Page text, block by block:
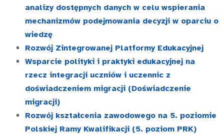
analizy dostępnych danych w celu wspierania
mechanizmów podejmowania decyzji w oparciu o
wiedzę
Rozwój Zintegrowanej Platformy Edukacyjnej
Wsparcie polityki i praktyki edukacyjnej na
rzecz integracji uczniów i uczennic z
doświadczeniem migracji (Doświadczenie
migracji)
Rozwój kształcenia zawodowego na 5. poziomie
Polskiej Ramy Kwalifikacji (5. poziom PRK)